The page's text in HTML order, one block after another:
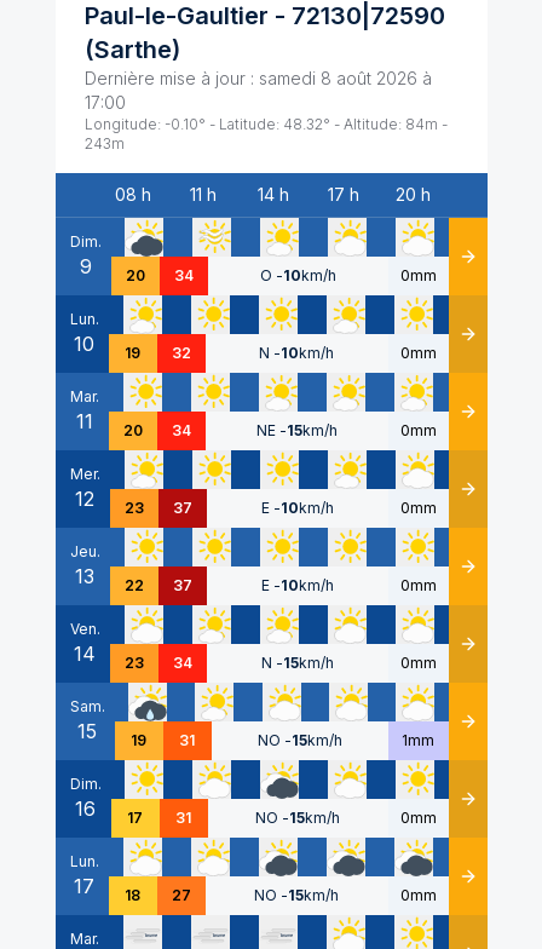
Paul-le-Gaultier - 72130|72590
(Sarthe)
Dernière mise à jour : samedi 8 août 2026 à
17:00
Longitude: -0.10° - Latitude: 48.32° - Altitude: 84m -
243m
Date
08 h 11 h 14 h 17 h 20 h
Dim.
9 20 34 O -10km/h 0mm Détails
Lun.
10 19 32 N -10km/h 0mm Détails
Mar.
11 20 34 NE -15km/h 0mm Détails
Mer.
12 23 37 E -10km/h 0mm Détails
Jeu.
13 22 37 E -10km/h 0mm Détails
Ven.
14 23 34 N -15km/h 0mm Détails
Sam.
15 19 31 NO -15km/h 1mm Détails
Dim.
16 17 31 NO -15km/h 0mm Détails
Lun.
17 18 27 NO -15km/h 0mm Détails
Mar.